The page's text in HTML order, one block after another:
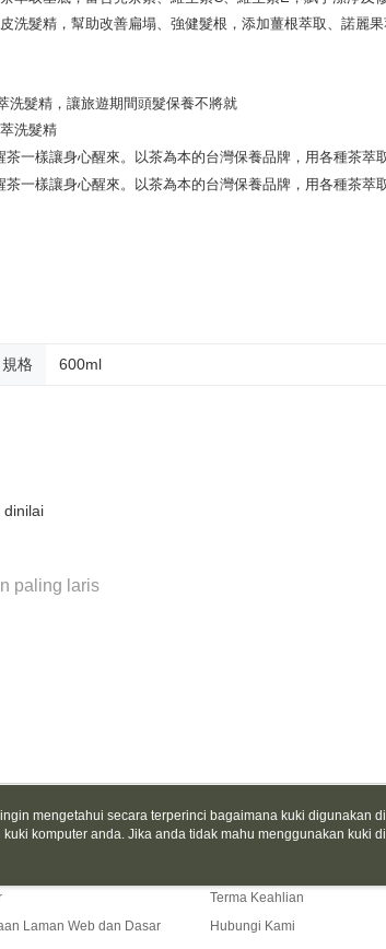
規格 600ml
dinilai
paling laris
Laman Web dan Dasar
Khidmat Pelanggan
Terma Keahlian
Hubungi Kami
mengetahui secara terperinci bagaimana kuki digunakan di
komputer anda. Jika anda tidak mahu menggunakan kuki di
komputer anda, sila rujuk penerangan mengenai kuki.